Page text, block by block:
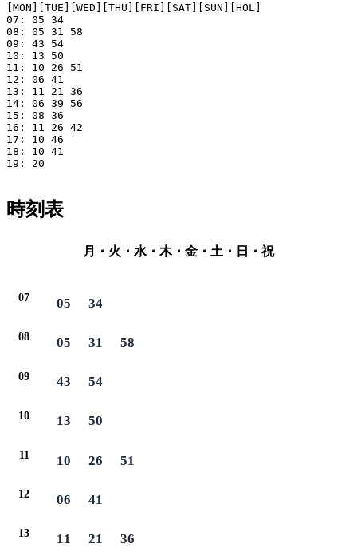
[MON][TUE][WED][THU][FRI][SAT][SUN][HOL]
07: 05 34
08: 05 31 58
09: 43 54
10: 13 50
11: 10 26 51
12: 06 41
13: 11 21 36
14: 06 39 56
15: 08 36
16: 11 26 42
17: 10 46
18: 10 41
19: 20
時刻表
月・火・水・木・金・土・日・祝
07 05 34
08 05 31 58
09 43 54
10 13 50
11 10 26 51
12 06 41
13 11 21 36